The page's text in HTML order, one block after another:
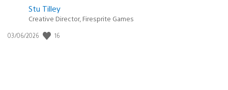
Postée
:
Stu Tilley
Creative Director, Firesprite Games
Date
03/06/2026 16